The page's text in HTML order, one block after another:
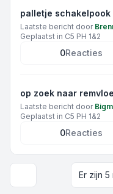
palletje schakelpook
Laatste bericht door
Geplaatst in C5 PH 1&2
0Reacties
op zoek naar
Laatste bericht door
Geplaatst in C5 PH 1&2
0Reacties
Weergave- enEr zijn